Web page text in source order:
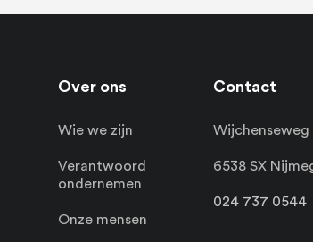
Over ons
Wie we zijn
Verantwoord
ondernemen
Onze mensen
Contact
Wijchenseweg
6538 SX
024 737 0544